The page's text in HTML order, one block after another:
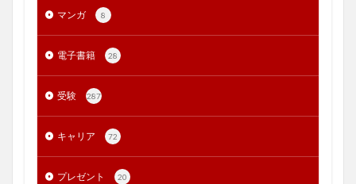
マンガ 8
電子書籍 28
受験 287
キャリア 72
プレゼント 20